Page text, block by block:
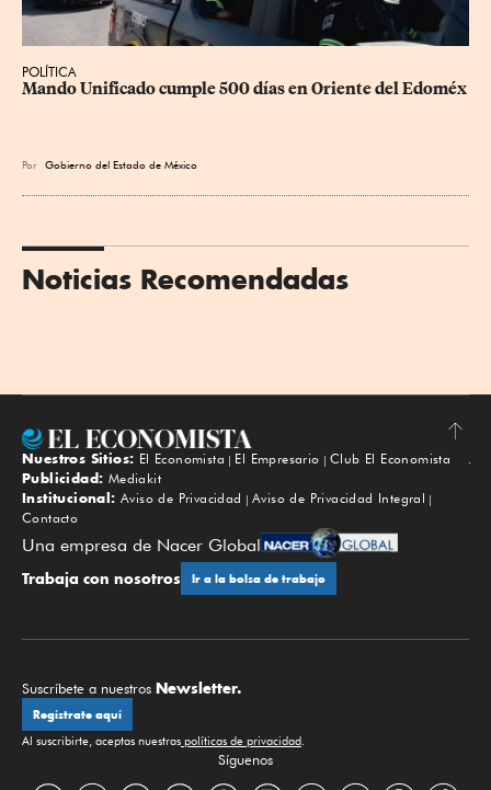
POLÍTICA
Mando Unificado cumple 500 días en Oriente del Edoméx
Por Gobierno del Estado de México
Noticias Recomendadas
Subir
Nuestros Sitios: El Economista El Empresario
Club El Economista
Publicidad: Mediakit
Institucional: Aviso de Privacidad
Aviso de Privacidad Integral
Contacto
Una empresa de Nacer Global
Trabaja con nosotros Ir a la bolsa de trabajo
Suscríbete a nuestros Newsletter.
Regístrate aquí
Al suscribirte, aceptas nuestras políticas de privacidad.
Síguenos